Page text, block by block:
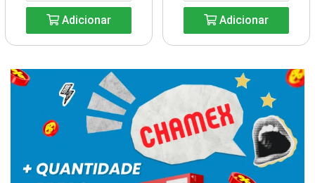
Adicionar Adicionar